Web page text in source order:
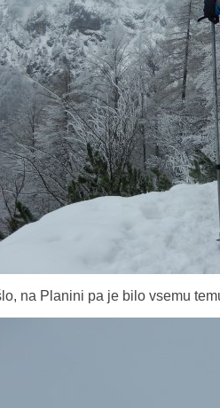
na Planini pa je bilo vsemu